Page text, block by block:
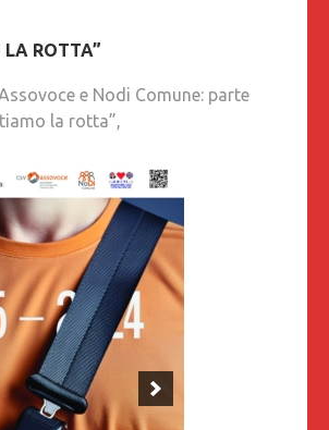
ROTTA”
Assovoce e Nodi Comune: parte
la rotta”,